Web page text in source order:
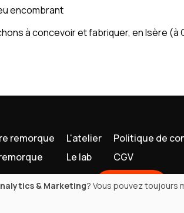
encombrant
à concevoir et fabriquer, en Isère
remorque
L'atelier
Le lab
Politique de
CGV
Contact
& Marketing? Vous pouvez toujours